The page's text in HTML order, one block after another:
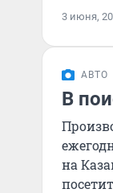
3 июня,
АВТО
В
на